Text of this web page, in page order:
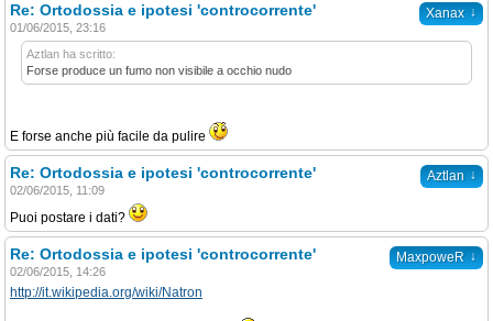
Xanax ↓
Re: Ortodossia e ipotesi 'controcorrente'
01/06/2015, 23:16
Aztlan ha scritto:
Forse produce un fumo non visibile a occhio nudo
E forse anche più facile da pulire
Aztlan ↓
Re: Ortodossia e ipotesi 'controcorrente'
02/06/2015, 11:09
Puoi postare i dati?
MaxpoweR ↓
Re: Ortodossia e ipotesi 'controcorrente'
02/06/2015, 14:26
http://it.wikipedia.org/wiki/Natron